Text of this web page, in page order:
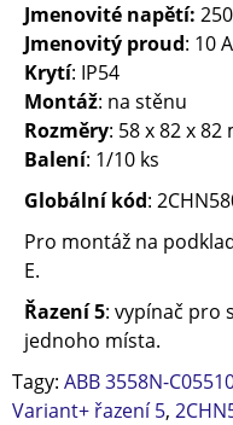
Jmenovité napětí:
Jmenovitý proud: 10 A
Krytí: IP54
Montáž: na stěnu
Rozměry: 58 x 82 x 82
Balení: 1/10 ks
Globální kód:
Pro montáž na
E.
Řazení 5: vypínač pro
jednoho místa.
Tagy: ABB 3558N-
Variant+ řazení 5,